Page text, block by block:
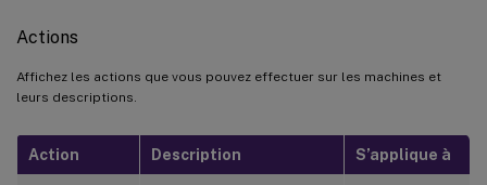
Actions
Affichez les actions que vous pouvez effectuer sur les machines et
leurs descriptions.
Action Description S’applique à